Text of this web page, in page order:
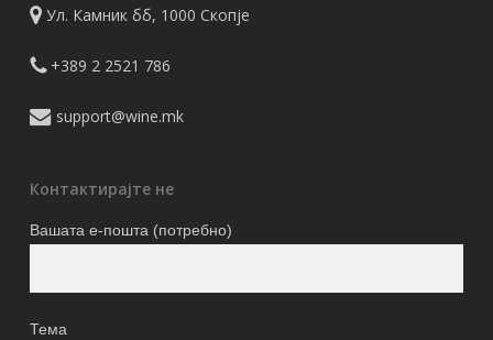
Ул. Камник бб, 1000 Скопје
+389 2 2521 786
support@wine.mk
Контактирајте не
Вашата е-пошта (потребно)
Тема